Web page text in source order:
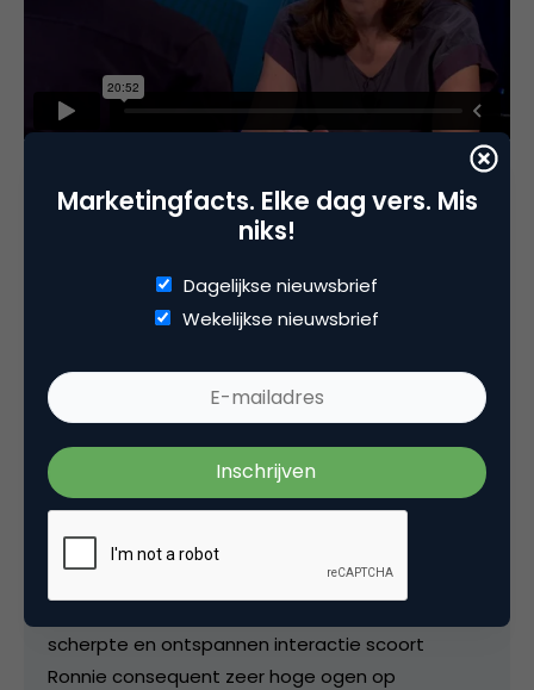
Deel dit artikel
Ronnie Overgoor
Directeur/eigenaar bij
Als genomineerd dagvoorzitter van het jaar
behoort Ronnie tot de top van Nederland. Met
scherpte en ontspannen interactie scoort
Ronnie consequent zeer hoge ogen op
Marketingfacts. Elke dag vers. Mis
niks!
Dagelijkse nieuwsbrief
Wekelijkse nieuwsbrief